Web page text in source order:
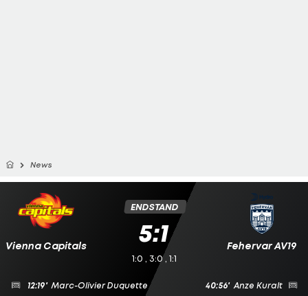
News
Vienna Capitals Fehervar AV19
ENDSTAND
5:1
1:0 , 3:0 , 1:1
12:19' Marc-Olivier Duquette
40:56' Anze Kuralt